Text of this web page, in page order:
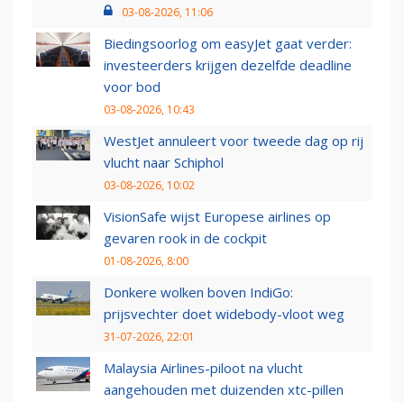
03-08-2026, 11:06
Biedingsoorlog om easyJet gaat verder:
investeerders krijgen dezelfde deadline
voor bod
03-08-2026, 10:43
WestJet annuleert voor tweede dag op rij
vlucht naar Schiphol
03-08-2026, 10:02
VisionSafe wijst Europese airlines op
gevaren rook in de cockpit
01-08-2026, 8:00
Donkere wolken boven IndiGo:
prijsvechter doet widebody-vloot weg
31-07-2026, 22:01
Malaysia Airlines-piloot na vlucht
aangehouden met duizenden xtc-pillen